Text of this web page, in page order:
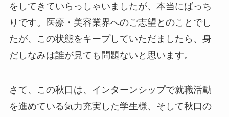
をしてきていらっしゃいましたが、本当にばっち
りです。医療・美容業界へのご志望とのことでし
たが、この状態をキープしていただましたら、身
だしなみは誰が見ても問題ないと思います。
さて、この秋口は、インターンシップで就職活動
を進めている気力充実した学生様、そして秋口の